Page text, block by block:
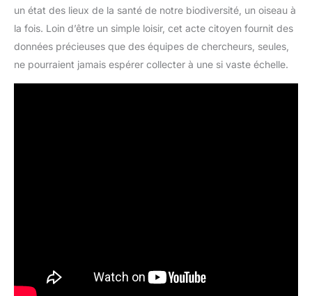
un état des lieux de la santé de notre biodiversité, un oiseau à
la fois. Loin d’être un simple loisir, cet acte citoyen fournit des
données précieuses que des équipes de chercheurs, seules,
ne pourraient jamais espérer collecter à une si vaste échelle.